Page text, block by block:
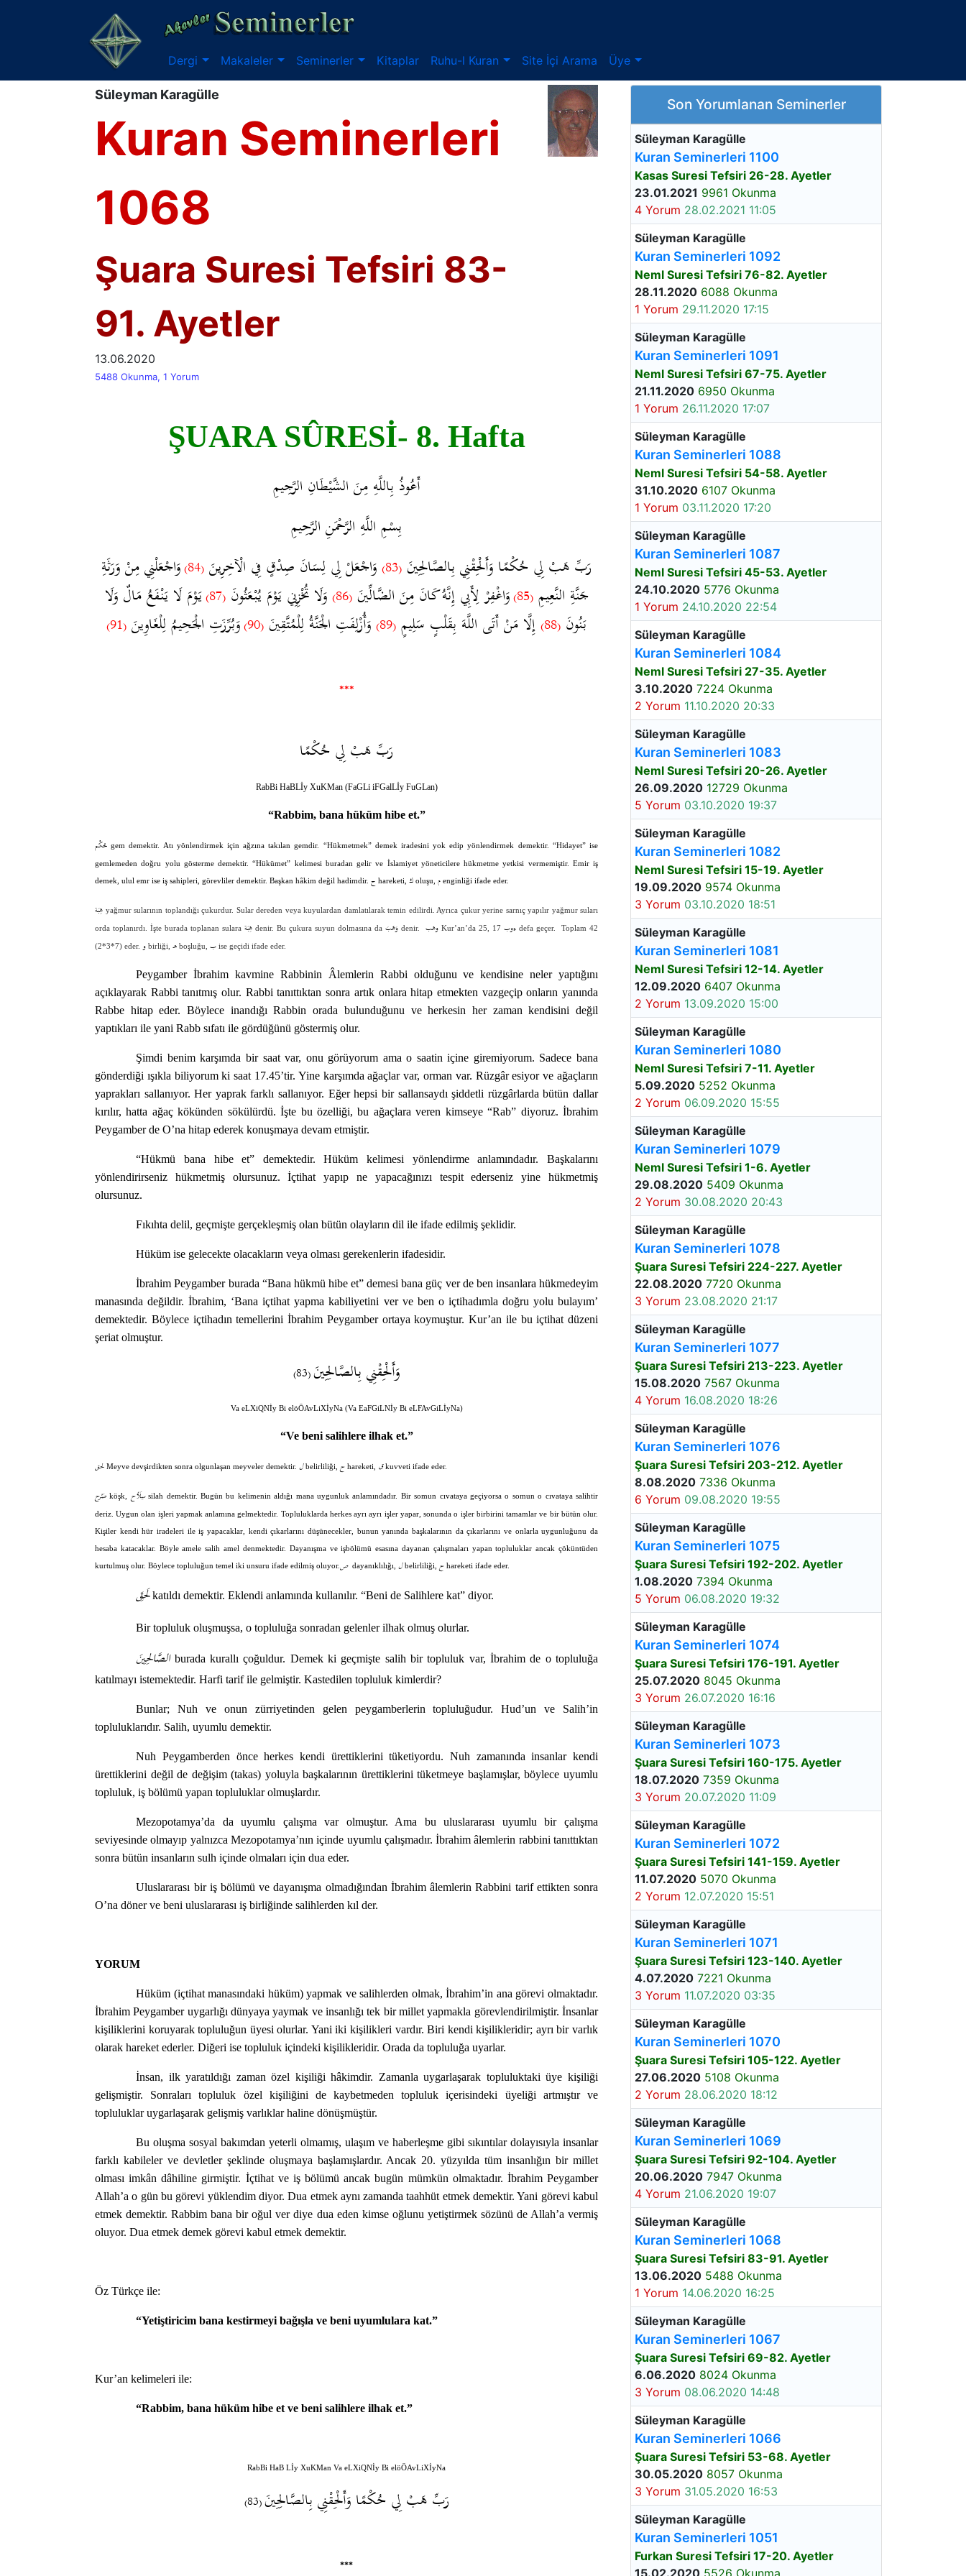
Dergi Makaleler Seminerler Kitaplar Ruhu-l Kuran Site İçi Arama Üye
Süleyman Karagülle
Kuran Seminerleri
1068
Şuara Suresi Tefsiri 83-
91. Ayetler
13.06.2020
5488 Okunma, 1 Yorum
ŞUARA SÛRESİ- 8. Hafta
أَعُوذُ بِاللَّهِ مِنَ الشَّيْطَانِ الرَّجِيمِ
بِسْمِ اللَّهِ الرَّحْمَنِ الرَّحِيمِ
رَبِّ هَبْ لِي حُكْمًا وَأَلْحِقْنِي بِالصَّالِحِينَ (83) وَاجْعَلْ لِي لِسَانَ صِدْقٍ فِي الْآخِرِينَ (84)
وَاجْعَلْنِي مِنْ وَرَثَةِ
جَنَّةِ النَّعِيمِ(85) وَاغْفِرْ لِأَبِي إِنَّهُ كَانَ مِنَ الضَّالِّينَ(86) وَلَا تُخْزِنِي يَوْمَ يُبْعَثُونَ(87)
يَوْمَ لَا يَنْفَعُ مَالٌ وَلَا
بَنُونَ (88) إِلَّا مَنْ أَتَى اللَّهَ بِقَلْبٍ سَلِيمٍ (89) وَأُزْلِفَتِ الْجَنَّةُ لِلْمُتَّقِينَ (90) وَبُرِّزَتِ الْجَحِيمُ لِلْغَاوِينَ (91)
***
رَبِّ هَبْ لِي حُكْمًا
RabBi HaBLİy XuKMan (FaGLi iFGalLİy FuGLan)
“Rabbim, bana hüküm hibe et.”
حُكْم gem demektir. Atı yönlendirmek için ağzına takılan gemdir. “Hükmetmek” demek iradesini yok edip yönlendirmek demektir. “Hidayet” ise
gemlemeden doğru yolu gösterme demektir. “Hükümet” kelimesi buradan gelir ve İslamiyet yöneticilere hükmetme yetkisi vermemiştir. Emir iş
demek, ulul emr ise iş sahipleri, görevliler demektir. Başkan hâkim değil hadimdir. ح hareketi, ك oluşu, م enginliği ifade eder.
هِبَة yağmur sularının toplandığı çukurdur. Sular dereden veya kuyulardan damlatılarak temin edilirdi. Ayrıca çukur yerine sarnıç yapılır yağmur suları
orda toplanırdı. İşte burada toplanan sulara هِبَة denir. Bu çukura suyun dolmasına da وَهَبَ denir. وهب Kur’an’da 25, ءوب 17 defa geçer. Toplam 42
(2*3*7) eder. و birliği, ه boşluğu, ب ise geçidi ifade eder.
Peygamber İbrahim kavmine Rabbinin Âlemlerin Rabbi olduğunu ve kendisine neler yaptığını
açıklayarak Rabbi tanıtmış olur. Rabbi tanıttıktan sonra artık onlara hitap etmekten vazgeçip onların yanında
Rabbe hitap eder. Böylece inandığı Rabbin orada bulunduğunu ve herkesin her zaman kendisini değil
yaptıkları ile yani Rabb sıfatı ile gördüğünü göstermiş olur.
Şimdi benim karşımda bir saat var, onu görüyorum ama o saatin içine giremiyorum. Sadece bana
gönderdiği ışıkla biliyorum ki saat 17.45’tir. Yine karşımda ağaçlar var, orman var. Rüzgâr esiyor ve ağaçların
yaprakları sallanıyor. Her yaprak farklı sallanıyor. Eğer hepsi bir sallansaydı şiddetli rüzgârlarda bütün dallar
kırılır, hatta ağaç kökünden sökülürdü. İşte bu özelliği, bu ağaçlara veren kimseye “Rab” diyoruz. İbrahim
Peygamber de O’na hitap ederek konuşmaya devam etmiştir.
“Hükmü bana hibe et” demektedir. Hüküm kelimesi yönlendirme anlamındadır. Başkalarını
yönlendirirseniz hükmetmiş olursunuz. İçtihat yapıp ne yapacağınızı tespit ederseniz yine hükmetmiş
olursunuz.
Fıkıhta delil, geçmişte gerçekleşmiş olan bütün olayların dil ile ifade edilmiş şeklidir.
Hüküm ise gelecekte olacakların veya olması gerekenlerin ifadesidir.
İbrahim Peygamber burada “Bana hükmü hibe et” demesi bana güç ver de ben insanlara hükmedeyim
manasında değildir. İbrahim, ‘Bana içtihat yapma kabiliyetini ver ve ben o içtihadımla doğru yolu bulayım’
demektedir. Böylece içtihadın temellerini İbrahim Peygamber ortaya koymuştur. Kur’an ile bu içtihat düzeni
şeriat olmuştur.
وَأَلْحِقْنِي بِالصَّالِحِينَ(83)
Va eLXiQNİy Bi elöÖAvLiXİyNa (Va EaFGiLNİy Bi eLFAvGiLİyNa)
“Ve beni salihlere ilhak et.”
لحق Meyve devşirdikten sonra olgunlaşan meyveler demektir. لbelirliliği, ح hareketi, قkuvveti ifade eder.
صَرْح köşk, سِلَأحsilah demektir. Bugün bu kelimenin aldığı mana uygunluk anlamındadır. Bir somun cıvataya geçiyorsa o somun o cıvataya salihtir
deriz. Uygun olan işleri yapmak anlamına gelmektedir. Topluluklarda herkes ayrı ayrı işler yapar, sonunda o işler birbirini tamamlar ve bir bütün olur.
Kişiler kendi hür iradeleri ile iş yapacaklar, kendi çıkarlarını düşünecekler, bunun yanında başkalarının da çıkarlarını ve onlarla uygunluğunu da
hesaba katacaklar. Böyle amele salih amel denmektedir. Dayanışma ve işbölümü esasına dayanan çalışmaları yapan topluluklar ancak çöküntüden
kurtulmuş olur. Böylece topluluğun temel iki unsuru ifade edilmiş oluyor. ص dayanıklılığı, لbelirliliği, ح hareketi ifade eder.
لَحِقَkatıldı demektir. Eklendi anlamında kullanılır. “Beni de Salihlere kat” diyor.
Bir topluluk oluşmuşsa, o topluluğa sonradan gelenler ilhak olmuş olurlar.
الصَّالِحِينَburada kurallı çoğuldur. Demek ki geçmişte salih bir topluluk var, İbrahim de o topluluğa
katılmayı istemektedir. Harfi tarif ile gelmiştir. Kastedilen topluluk kimlerdir?
Bunlar; Nuh ve onun zürriyetinden gelen peygamberlerin topluluğudur. Hud’un ve Salih’in
topluluklarıdır. Salih, uyumlu demektir.
Nuh Peygamberden önce herkes kendi ürettiklerini tüketiyordu. Nuh zamanında insanlar kendi
ürettiklerini değil de değişim (takas) yoluyla başkalarının ürettiklerini tüketmeye başlamışlar, böylece uyumlu
topluluk, iş bölümü yapan topluluklar olmuşlardır.
Mezopotamya’da da uyumlu çalışma var olmuştur. Ama bu uluslararası uyumlu bir çalışma
seviyesinde olmayıp yalnızca Mezopotamya’nın içinde uyumlu çalışmadır. İbrahim âlemlerin rabbini tanıttıktan
sonra bütün insanların sulh içinde olmaları için dua eder.
Uluslararası bir iş bölümü ve dayanışma olmadığından İbrahim âlemlerin Rabbini tarif ettikten sonra
O’na döner ve beni uluslararası iş birliğinde salihlerden kıl der.
YORUM
Hüküm (içtihat manasındaki hüküm) yapmak ve salihlerden olmak, İbrahim’in ana görevi olmaktadır.
İbrahim Peygamber uygarlığı dünyaya yaymak ve insanlığı tek bir millet yapmakla görevlendirilmiştir. İnsanlar
kişiliklerini koruyarak topluluğun üyesi olurlar. Yani iki kişilikleri vardır. Biri kendi kişilikleridir; ayrı bir varlık
olarak hareket ederler. Diğeri ise topluluk içindeki kişilikleridir. Orada da topluluğa uyarlar.
İnsan, ilk yaratıldığı zaman özel kişiliği hâkimdir. Zamanla uygarlaşarak topluluktaki üye kişiliği
gelişmiştir. Sonraları topluluk özel kişiliğini de kaybetmeden topluluk içerisindeki üyeliği artmıştır ve
topluluklar uygarlaşarak gelişmiş varlıklar haline dönüşmüştür.
Bu oluşma sosyal bakımdan yeterli olmamış, ulaşım ve haberleşme gibi sıkıntılar dolayısıyla insanlar
farklı kabileler ve devletler şeklinde oluşmaya başlamışlardır. Ancak 20. yüzyılda tüm insanlığın bir millet
olması imkân dâhiline girmiştir. İçtihat ve iş bölümü ancak bugün mümkün olmaktadır. İbrahim Peygamber
Allah’a o gün bu görevi yüklendim diyor. Dua etmek aynı zamanda taahhüt etmek demektir. Yani görevi kabul
etmek demektir. Rabbim bana bir oğul ver diye dua eden kimse oğlunu yetiştirmek sözünü de Allah’a vermiş
oluyor. Dua etmek demek görevi kabul etmek demektir.
Öz Türkçe ile:
“Yetiştiricim bana kestirmeyi bağışla ve beni uyumlulara kat.”
Kur’an kelimeleri ile:
“Rabbim, bana hüküm hibe et ve beni salihlere ilhak et.”
RabBi HaB Lİy XuKMan Va eLXiQNİy Bi elöÖAvLiXİyNa
رَبِّ هَبْ لِي حُكْمًا وَأَلْحِقْنِي بِالصَّالِحِينَ(83)
***
Son Yorumlanan Seminerler
Süleyman Karagülle
Kuran Seminerleri 1100
Kasas Suresi Tefsiri 26-28. Ayetler
23.01.2021 9961 Okunma
4 Yorum 28.02.2021 11:05
Süleyman Karagülle
Kuran Seminerleri 1092
Neml Suresi Tefsiri 76-82. Ayetler
28.11.2020 6088 Okunma
1 Yorum 29.11.2020 17:15
Süleyman Karagülle
Kuran Seminerleri 1091
Neml Suresi Tefsiri 67-75. Ayetler
21.11.2020 6950 Okunma
1 Yorum 26.11.2020 17:07
Süleyman Karagülle
Kuran Seminerleri 1088
Neml Suresi Tefsiri 54-58. Ayetler
31.10.2020 6107 Okunma
1 Yorum 03.11.2020 17:20
Süleyman Karagülle
Kuran Seminerleri 1087
Neml Suresi Tefsiri 45-53. Ayetler
24.10.2020 5776 Okunma
1 Yorum 24.10.2020 22:54
Süleyman Karagülle
Kuran Seminerleri 1084
Neml Suresi Tefsiri 27-35. Ayetler
3.10.2020 7224 Okunma
2 Yorum 11.10.2020 20:33
Süleyman Karagülle
Kuran Seminerleri 1083
Neml Suresi Tefsiri 20-26. Ayetler
26.09.2020 12729 Okunma
5 Yorum 03.10.2020 19:37
Süleyman Karagülle
Kuran Seminerleri 1082
Neml Suresi Tefsiri 15-19. Ayetler
19.09.2020 9574 Okunma
3 Yorum 03.10.2020 18:51
Süleyman Karagülle
Kuran Seminerleri 1081
Neml Suresi Tefsiri 12-14. Ayetler
12.09.2020 6407 Okunma
2 Yorum 13.09.2020 15:00
Süleyman Karagülle
Kuran Seminerleri 1080
Neml Suresi Tefsiri 7-11. Ayetler
5.09.2020 5252 Okunma
2 Yorum 06.09.2020 15:55
Süleyman Karagülle
Kuran Seminerleri 1079
Neml Suresi Tefsiri 1-6. Ayetler
29.08.2020 5409 Okunma
2 Yorum 30.08.2020 20:43
Süleyman Karagülle
Kuran Seminerleri 1078
Şuara Suresi Tefsiri 224-227. Ayetler
22.08.2020 7720 Okunma
3 Yorum 23.08.2020 21:17
Süleyman Karagülle
Kuran Seminerleri 1077
Şuara Suresi Tefsiri 213-223. Ayetler
15.08.2020 7567 Okunma
4 Yorum 16.08.2020 18:26
Süleyman Karagülle
Kuran Seminerleri 1076
Şuara Suresi Tefsiri 203-212. Ayetler
8.08.2020 7336 Okunma
6 Yorum 09.08.2020 19:55
Süleyman Karagülle
Kuran Seminerleri 1075
Şuara Suresi Tefsiri 192-202. Ayetler
1.08.2020 7394 Okunma
5 Yorum 06.08.2020 19:32
Süleyman Karagülle
Kuran Seminerleri 1074
Şuara Suresi Tefsiri 176-191. Ayetler
25.07.2020 8045 Okunma
3 Yorum 26.07.2020 16:16
Süleyman Karagülle
Kuran Seminerleri 1073
Şuara Suresi Tefsiri 160-175. Ayetler
18.07.2020 7359 Okunma
3 Yorum 20.07.2020 11:09
Süleyman Karagülle
Kuran Seminerleri 1072
Şuara Suresi Tefsiri 141-159. Ayetler
11.07.2020 5070 Okunma
2 Yorum 12.07.2020 15:51
Süleyman Karagülle
Kuran Seminerleri 1071
Şuara Suresi Tefsiri 123-140. Ayetler
4.07.2020 7221 Okunma
3 Yorum 11.07.2020 03:35
Süleyman Karagülle
Kuran Seminerleri 1070
Şuara Suresi Tefsiri 105-122. Ayetler
27.06.2020 5108 Okunma
2 Yorum 28.06.2020 18:12
Süleyman Karagülle
Kuran Seminerleri 1069
Şuara Suresi Tefsiri 92-104. Ayetler
20.06.2020 7947 Okunma
4 Yorum 21.06.2020 19:07
Süleyman Karagülle
Kuran Seminerleri 1068
Şuara Suresi Tefsiri 83-91. Ayetler
13.06.2020 5488 Okunma
1 Yorum 14.06.2020 16:25
Süleyman Karagülle
Kuran Seminerleri 1067
Şuara Suresi Tefsiri 69-82. Ayetler
6.06.2020 8024 Okunma
3 Yorum 08.06.2020 14:48
Süleyman Karagülle
Kuran Seminerleri 1066
Şuara Suresi Tefsiri 53-68. Ayetler
30.05.2020 8057 Okunma
3 Yorum 31.05.2020 16:53
Süleyman Karagülle
Kuran Seminerleri 1051
Furkan Suresi Tefsiri 17-20. Ayetler
15.02.2020 5526 Okunma